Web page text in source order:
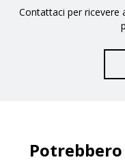
Contattaci per ricevere